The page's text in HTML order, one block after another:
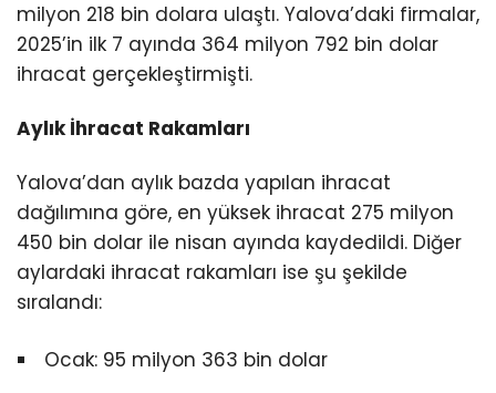
milyon 218 bin dolara ulaştı. Yalova’daki firmalar,
2025’in ilk 7 ayında 364 milyon 792 bin dolar
ihracat gerçekleştirmişti.
Aylık İhracat Rakamları
Yalova’dan aylık bazda yapılan ihracat
dağılımına göre, en yüksek ihracat 275 milyon
450 bin dolar ile nisan ayında kaydedildi. Diğer
aylardaki ihracat rakamları ise şu şekilde
sıralandı:
Ocak: 95 milyon 363 bin dolar